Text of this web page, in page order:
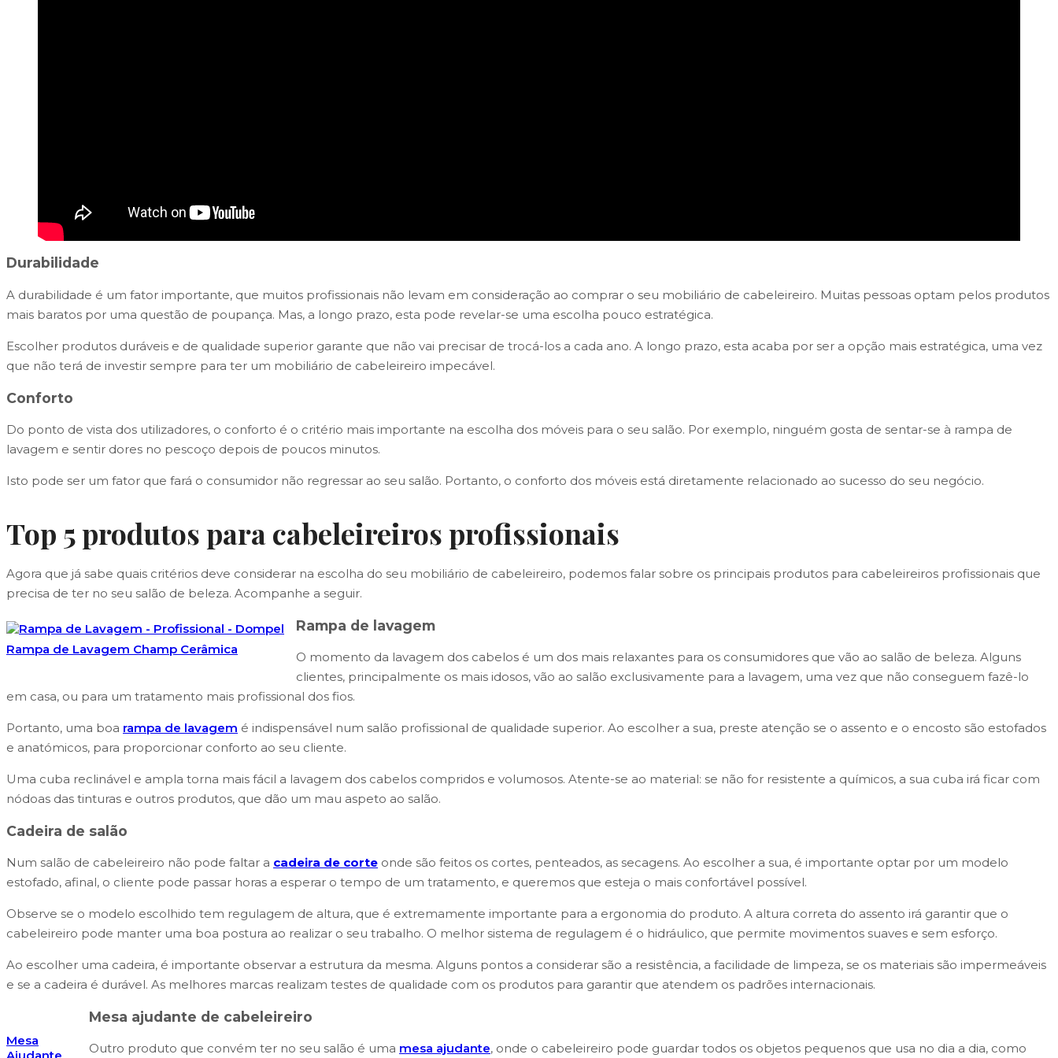
Durabilidade
A durabilidade é um fator importante, que muitos profissionais não levam em consideração ao comprar o seu mobiliário de cabeleireiro. Muitas pessoas optam pelos produtos
mais baratos por uma questão de poupança. Mas, a longo prazo, esta pode revelar-se uma escolha pouco estratégica.
Escolher produtos duráveis e de qualidade superior garante que não vai precisar de trocá-los a cada ano. A longo prazo, esta acaba por ser a opção mais estratégica, uma vez
que não terá de investir sempre para ter um mobiliário de cabeleireiro impecável.
Conforto
Do ponto de vista dos utilizadores, o conforto é o critério mais importante na escolha dos móveis para o seu salão. Por exemplo, ninguém gosta de sentar-se à rampa de
lavagem e sentir dores no pescoço depois de poucos minutos.
Isto pode ser um fator que fará o consumidor não regressar ao seu salão. Portanto, o conforto dos móveis está diretamente relacionado ao sucesso do seu negócio.
Top 5 produtos para cabeleireiros profissionais
Agora que já sabe quais critérios deve considerar na escolha do seu mobiliário de cabeleireiro, podemos falar sobre os principais produtos para cabeleireiros profissionais que
precisa de ter no seu salão de beleza. Acompanhe a seguir.
Rampa de Lavagem Champ Cerâmica
Rampa de lavagem
O momento da lavagem dos cabelos é um dos mais relaxantes para os consumidores que vão ao salão de beleza. Alguns
clientes, principalmente os mais idosos, vão ao salão exclusivamente para a lavagem, uma vez que não conseguem fazê-lo
em casa, ou para um tratamento mais profissional dos fios.
Portanto, uma boa rampa de lavagem é indispensável num salão profissional de qualidade superior. Ao escolher a sua, preste atenção se o assento e o encosto são estofados
e anatómicos, para proporcionar conforto ao seu cliente.
Uma cuba reclinável e ampla torna mais fácil a lavagem dos cabelos compridos e volumosos. Atente-se ao material: se não for resistente a químicos, a sua cuba irá ficar com
nódoas das tinturas e outros produtos, que dão um mau aspeto ao salão.
Cadeira de salão
Num salão de cabeleireiro não pode faltar a cadeira de corte onde são feitos os cortes, penteados, as secagens. Ao escolher a sua, é importante optar por um modelo
estofado, afinal, o cliente pode passar horas a esperar o tempo de um tratamento, e queremos que esteja o mais confortável possível.
Observe se o modelo escolhido tem regulagem de altura, que é extremamente importante para a ergonomia do produto. A altura correta do assento irá garantir que o
cabeleireiro pode manter uma boa postura ao realizar o seu trabalho. O melhor sistema de regulagem é o hidráulico, que permite movimentos suaves e sem esforço.
Ao escolher uma cadeira, é importante observar a estrutura da mesma. Alguns pontos a considerar são a resistência, a facilidade de limpeza, se os materiais são impermeáveis
e se a cadeira é durável. As melhores marcas realizam testes de qualidade com os produtos para garantir que atendem os padrões internacionais.
Mesa
Mesa ajudante de cabeleireiro
Outro produto que convém ter no seu salão é uma mesa ajudante, onde o cabeleireiro pode guardar todos os objetos pequenos que usa no dia a dia, como